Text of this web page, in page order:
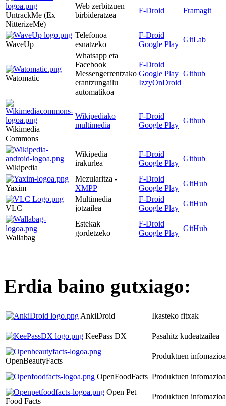
UntrackMe (Ex
NitterizeMe)
Web zerbitzuen
birbideratzea
F-Droid Framagit
WaveUp
Telefonoa
esnatzeko
F-Droid
Google Play
GitLab
Watomatic
Whatsapp eta
Facebook
Messengerrentzako
erantzungailu
automatikoa
F-Droid
Google Play
IzzyOnDroid
Github
Wikimedia
Commons
Wikipediako
multimedia
F-Droid
Google Play
Github
Wikipedia
Wikipedia
irakurlea
F-Droid
Google Play
Github
Yaxim
Mezularitza -
XMPP
F-Droid
Google Play
GitHub
VLC
Multimedia
jotzailea
F-Droid
Google Play
GitHub
Wallabag
Estekak
gordetzeko
F-Droid
Google Play
GitHub
Erdia baino gutxiago:
AnkiDroid Ikasteko fitxak
KeePass DX Pasahitz kudeatzailea
OpenBeautyFacts
Produktuen infomazioa
OpenFoodFacts Produktuen infomazioa
Open Pet
Food Facts
Produktuen infomazioa